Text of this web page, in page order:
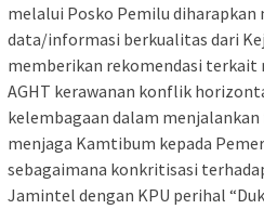
melalui Posko Pemilu diharapkan
data/informasi berkualitas dari
memberikan rekomendasi terkait
AGHT kerawanan konflik
kelembagaan dalam
menjaga Kamtibum kepada
sebagaimana konkritisasi
Jamintel dengan KPU perihal